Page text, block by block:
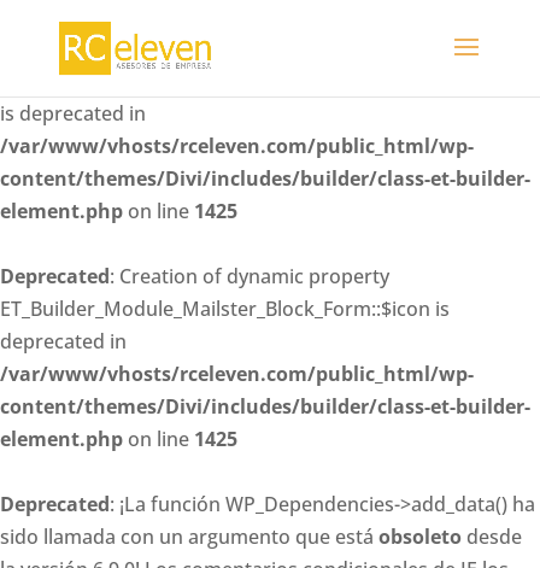
Deprecated : Creation of dynamic property
is deprecated in
/var/www/vhosts/rceleven.com/public_html/wp-
content/themes/Divi/includes/builder/class-et-builder-
element.php on line 1425
Deprecated: Creation of dynamic property
ET_Builder_Module_Mailster_Block_Form::$icon is
deprecated in
/var/www/vhosts/rceleven.com/public_html/wp-
content/themes/Divi/includes/builder/class-et-builder-
element.php on line 1425
Deprecated: ¡La función WP_Dependencies->add_data() ha
sido llamada con un argumento que está obsoleto desde